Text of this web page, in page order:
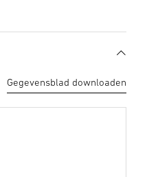
Gegevensblad downloaden